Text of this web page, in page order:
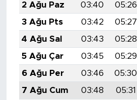
2 Ağu Paz
03:40 05:26
3 Ağu Pts
03:42 05:27
4 Ağu Sal
03:43 05:28
5 Ağu Çar
03:45 05:29
6 Ağu Per
03:46 05:30
7 Ağu Cum
03:48 05:31